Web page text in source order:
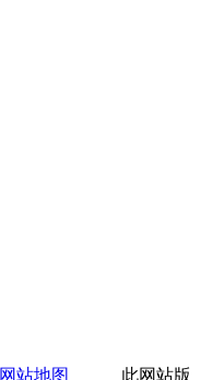
网站地图 此网站版